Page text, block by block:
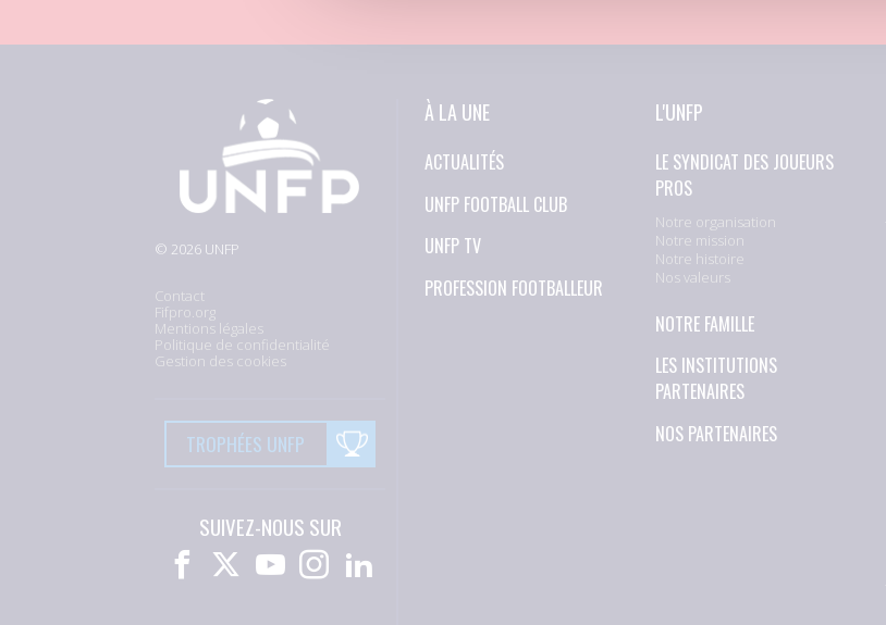
© 2026 UNFP
Contact
Fifpro.org
Mentions légales
Politique de confidentialité
Gestion des cookies
TROPHÉES UNFP
SUIVEZ-NOUS SUR
À LA UNE
ACTUALITÉS
UNFP FOOTBALL CLUB
UNFP TV
PROFESSION FOOTBALLEUR
L'UNFP
LE SYNDICAT DES JOUEURS
PROS
Notre organisation
Notre mission
Notre histoire
Nos valeurs
NOTRE FAMILLE
LES INSTITUTIONS
PARTENAIRES
NOS PARTENAIRES